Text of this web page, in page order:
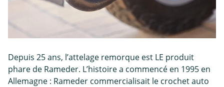
Depuis 25 ans, l’attelage remorque est LE produit
phare de Rameder. L’histoire a commencé en 1995 en
Allemagne : Rameder commercialisait le crochet auto